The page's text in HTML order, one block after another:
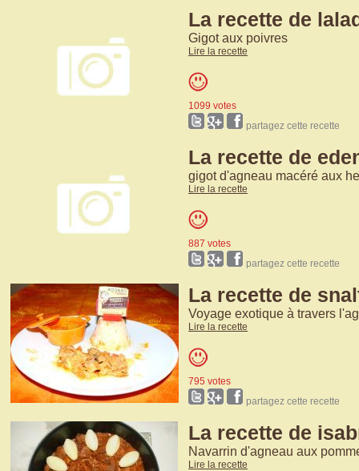
La recette de
Gigot aux poivres
Lire la recette
1099 votes
partagez cette recette
La recette de
gigot d'agneau macéré aux
Lire la recette
887 votes
partagez cette recette
La recette de
Voyage exotique à travers
Lire la recette
795 votes
partagez cette recette
La recette de
Navarrin d'agneau aux
Lire la recette